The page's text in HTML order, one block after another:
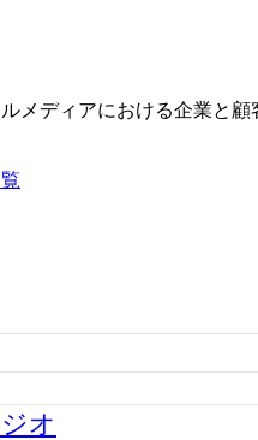
メディアにおける企業と
オ